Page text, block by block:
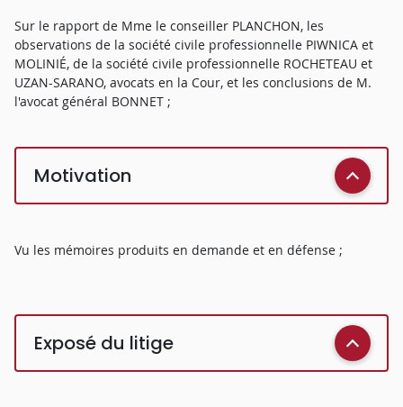
Sur le rapport de Mme le conseiller PLANCHON, les
observations de la société civile professionnelle PIWNICA et
MOLINIÉ, de la société civile professionnelle ROCHETEAU et
UZAN-SARANO, avocats en la Cour, et les conclusions de M.
l'avocat général BONNET ;
Motivation
Vu les mémoires produits en demande et en défense ;
Exposé du litige